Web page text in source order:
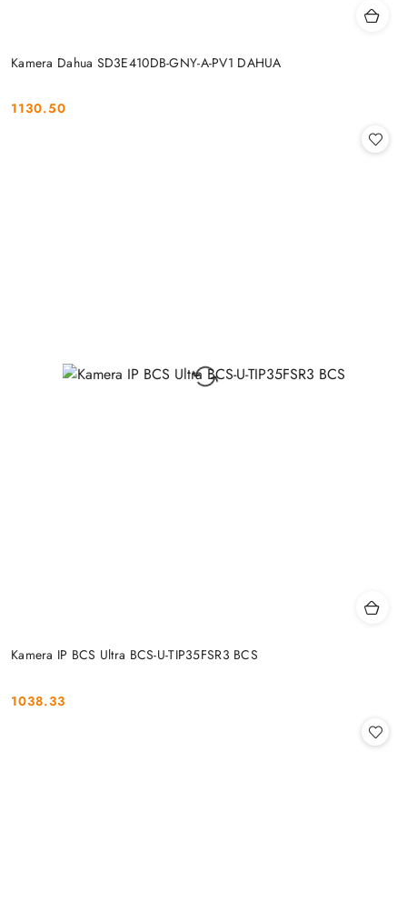
Kamera Dahua SD3E410DB-GNY-A-PV1 DAHUA
Cena:
1130.50
Kamera IP BCS Ultra BCS-U-TIP35FSR3 BCS
Cena:
1038.33